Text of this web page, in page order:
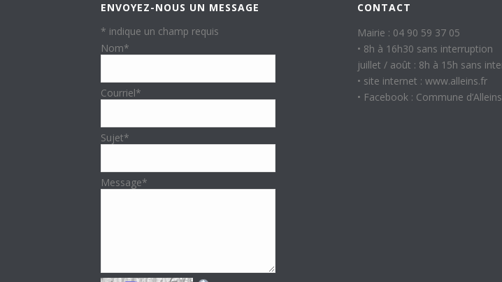
ENVOYEZ-NOUS UN MESSAGE
* indique un champ requis
Nom*
Courriel*
Sujet*
Message*
CONTACT
Mairie : 04 90 59 37 05
• 8h à 16h30 sans interruption
juillet / août : 8h à 15h sans
• site internet : www.alleins.fr
• Facebook : Commune d’Alleins